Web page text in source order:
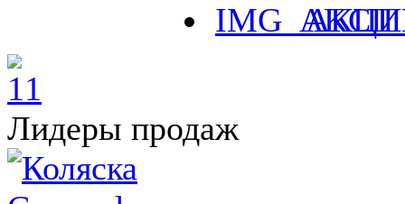
Лидеры продаж